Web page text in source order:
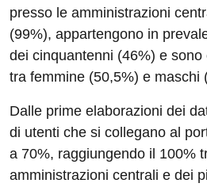
presso le amministrazioni
(99%), appartengono in
dei cinquantenni (46%) e
tra femmine (50,5%) e maschi
Dalle prime elaborazioni dei
di utenti che si collegano al
a 70%, raggiungendo il 100%
amministrazioni centrali e dei